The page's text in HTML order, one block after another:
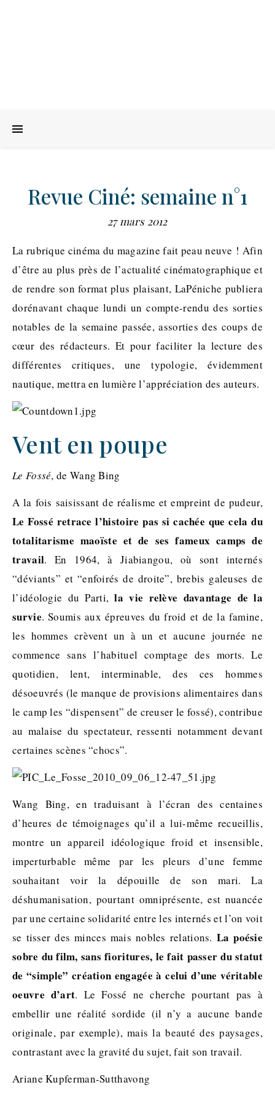
Revue Ciné: semaine n°1
27 mars 2012
La rubrique cinéma du magazine fait peau neuve ! Afin
d’être au plus près de l’actualité cinématographique et
de rendre son format plus plaisant, LaPéniche publiera
dorénavant chaque lundi un compte-rendu des sorties
notables de la semaine passée, assorties des coups de
cœur des rédacteurs. Et pour faciliter la lecture des
différentes critiques, une typologie, évidemment
nautique, mettra en lumière l’appréciation des auteurs.
Vent en poupe
Le Fossé, de Wang Bing
A la fois saisissant de réalisme et empreint de pudeur,
Le Fossé retrace l’histoire pas si cachée que cela du
totalitarisme maoïste et de ses fameux camps de
travail. En 1964, à Jiabiangou, où sont internés
“déviants” et “enfoirés de droite”, brebis galeuses de
l’idéologie du Parti,la vie relève davantage de la
survie. Soumis aux épreuves du froid et de la famine,
les hommes crèvent un à un et aucune journée ne
commence sans l’habituel comptage des morts. Le
quotidien, lent, interminable, des ces hommes
désoeuvrés (le manque de provisions alimentaires dans
le camp les “dispensent” de creuser le fossé), contribue
au malaise du spectateur, ressenti notamment devant
certaines scènes “chocs”.
Wang Bing, en traduisant à l’écran des centaines
d’heures de témoignages qu’il a lui-même recueillis,
montre un appareil idéologique froid et insensible,
imperturbable même par les pleurs d’une femme
souhaitant voir la dépouille de son mari. La
déshumanisation, pourtant omniprésente, est nuancée
par une certaine solidarité entre les internés et l’on voit
se tisser des minces mais nobles relations. La poésie
sobre du film, sans fioritures, le fait passer du statut
de “simple” création engagée à celui d’une véritable
oeuvre d’art. Le Fossé ne cherche pourtant pas à
embellir une réalité sordide (il n’y a aucune bande
originale, par exemple), mais la beauté des paysages,
contrastant avec la gravité du sujet, fait son travail.
Ariane Kupferman-Sutthavong